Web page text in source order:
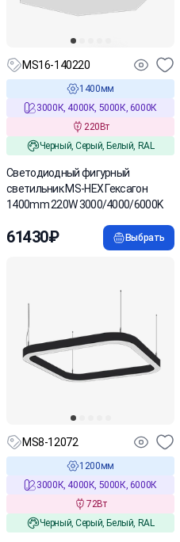
MS16-140220
1400мм
3000К, 4000К, 5000К, 6000К
220Вт
Черный, Серый, Белый, RAL
Cветодиодный фигурный
светильник MS-HEX Гексагон
1400mm 220W 3000/4000/6000K
61430₽ Выбрать
MS8-12072
1200мм
3000К, 4000К, 5000К, 6000К
72Вт
Черный, Серый, Белый, RAL